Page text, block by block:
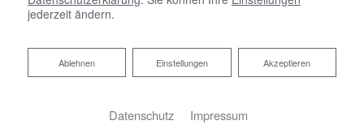
jederzeit ändern.
Akzeptieren
Einstellungen
Ablehnen
Ablehnen
Datenschutz Impressum